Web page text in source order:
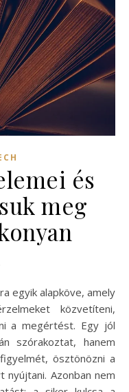
és
meg
közvetíteni,
a megértést. Egy jól
szórakoztat, hanem
ösztönözni a
Azonban nem